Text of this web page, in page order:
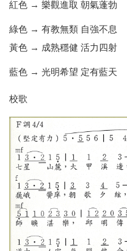
紅色 → 樂觀進取 朝氣蓬勃
綠色 → 有教無類 自強不息
黃色 → 成熟穩健 活力四射
藍色 → 光明希望 定有藍天
校歌